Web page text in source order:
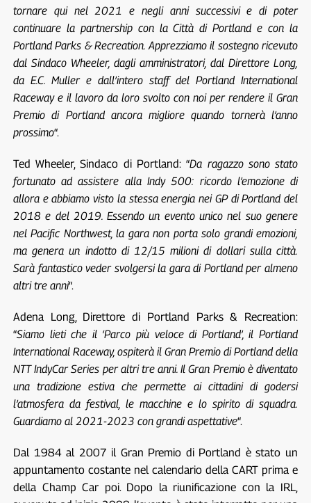
tornare qui nel 2021 e negli anni successivi e di poter
continuare la partnership con la Città di Portland e con la
Portland Parks & Recreation. Apprezziamo il sostegno ricevuto
dal Sindaco Wheeler, dagli amministratori, dal Direttore Long,
da E.C. Muller e dall’intero staff del Portland International
Raceway e il lavoro da loro svolto con noi per rendere il Gran
Premio di Portland ancora migliore quando tornerà l’anno
prossimo“.
Ted Wheeler, Sindaco di Portland: “Da ragazzo sono stato
fortunato ad assistere alla Indy 500: ricordo l’emozione di
allora e abbiamo visto la stessa energia nei GP di Portland del
2018 e del 2019. Essendo un evento unico nel suo genere
nel Pacific Northwest, la gara non porta solo grandi emozioni,
ma genera un indotto di 12/15 milioni di dollari sulla città.
Sarà fantastico veder svolgersi la gara di Portland per almeno
altri tre anni“.
Adena Long, Direttore di Portland Parks & Recreation:
“Siamo lieti che il ‘Parco più veloce di Portland’, il Portland
International Raceway, ospiterà il Gran Premio di Portland della
NTT IndyCar Series per altri tre anni. Il Gran Premio è diventato
una tradizione estiva che permette ai cittadini di godersi
l’atmosfera da festival, le macchine e lo spirito di squadra.
Guardiamo al 2021-2023 con grandi aspettative“.
Dal 1984 al 2007 il Gran Premio di Portland è stato un
appuntamento costante nel calendario della CART prima e
della Champ Car poi. Dopo la riunificazione con la IRL,